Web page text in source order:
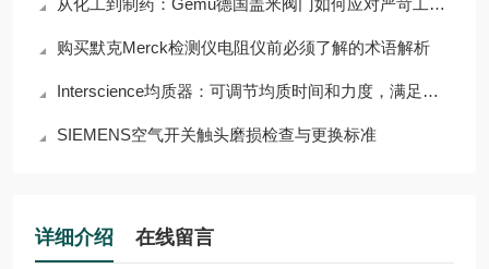
从化工到制药：Gemu德国盖米阀门如何应对严苛工况挑战？
购买默克Merck检测仪电阻仪前必须了解的术语解析
Interscience均质器：可调节均质时间和力度，满足多样需求
SIEMENS空气开关触头磨损检查与更换标准
详细介绍 在线留言